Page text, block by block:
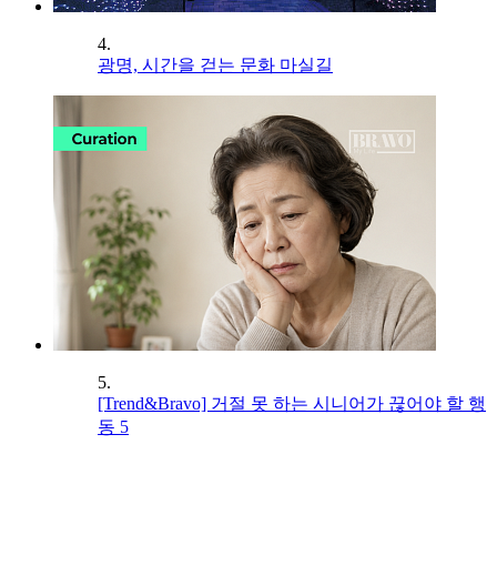
4.
광명, 시간을 걷는 문화 마실길
5.
[Trend&Bravo] 거절 못 하는 시니어가 끊어야 할 행
동 5